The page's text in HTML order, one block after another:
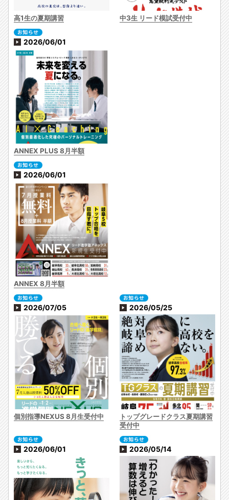
高1生の夏期講習 中3生 リード模試受付中
2026/06/01
ANNEX PLUS 8月半額
2026/06/01
ANNEX 8月半額
2026/07/05
個別指導NEXUS 8月生受付中
2026/05/25
トップグレードクラス夏期講習
受付中
2026/06/01 2026/05/14